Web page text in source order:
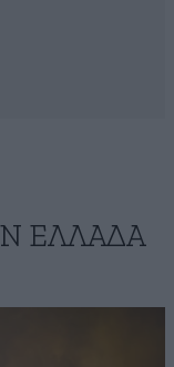
ΕΛΛΑΔΑ